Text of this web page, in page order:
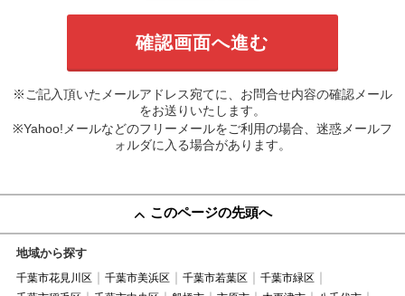
※ご記入頂いたメールアドレス宛てに、お問合せ内容の確認メール
をお送りいたします。
※Yahoo!メールなどのフリーメールをご利用の場合、迷惑メールフ
ォルダに入る場合があります。
このページの先頭へ
地域から探す
千葉市花見川区 千葉市美浜区 千葉市若葉区
千葉市緑区